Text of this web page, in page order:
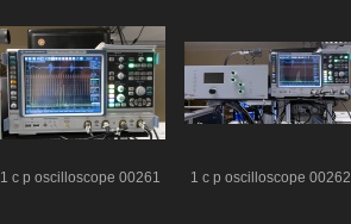
1 c p oscilloscope 00261 1 c p oscilloscope 00262